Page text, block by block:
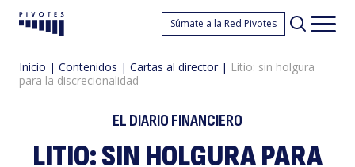
Pivotes Súmate a la Red Pivotes
Inicio | Contenidos | Cartas al director | Litio: sin holgura
para la discrecionalidad
EL DIARIO FINANCIERO
LITIO: SIN HOLGURA PARA